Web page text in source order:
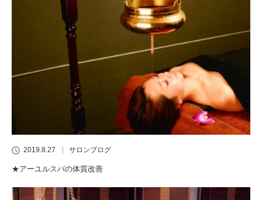
2019.8.27 サロンブログ
★アーユルスパの体質改善